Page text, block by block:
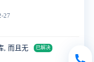
27
, 而且无
已解决